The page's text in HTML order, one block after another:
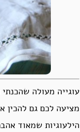
עוגייה מעולה
מציעה לכם גם להכין
הילעוגיות שמאוד